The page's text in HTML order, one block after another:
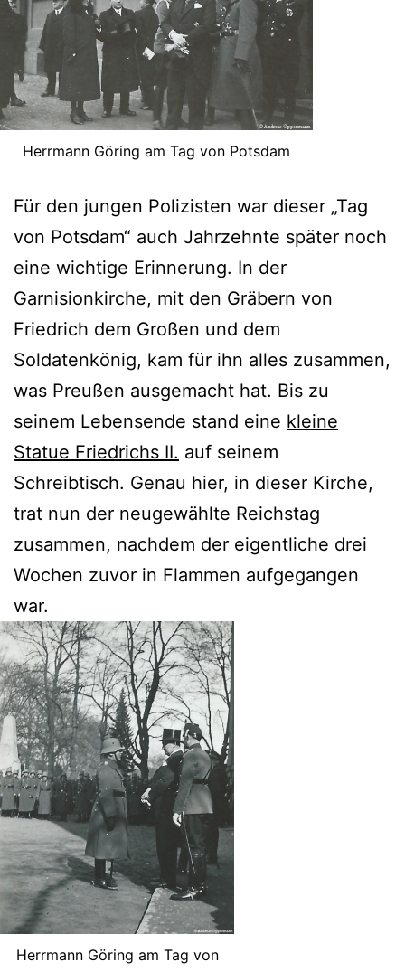
Herrmann Göring am Tag von Potsdam
Für den jungen Polizisten war dieser „Tag
von Potsdam“ auch Jahrzehnte später noch
eine wichtige Erinnerung. In der
Garnisionkirche, mit den Gräbern von
Friedrich dem Großen und dem
Soldatenkönig, kam für ihn alles zusammen,
was Preußen ausgemacht hat. Bis zu
seinem Lebensende stand eine kleine
Statue Friedrichs II. auf seinem
Schreibtisch. Genau hier, in dieser Kirche,
trat nun der neugewählte Reichstag
zusammen, nachdem der eigentliche drei
Wochen zuvor in Flammen aufgegangen
war.
Herrmann Göring am Tag von